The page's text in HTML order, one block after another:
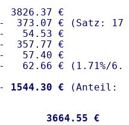
€
-  373.07 € (Satz:
54.53 €
357.77 €
57.40 €
62.66 € ( 1.71%/
1544.30 €
3664.55 €